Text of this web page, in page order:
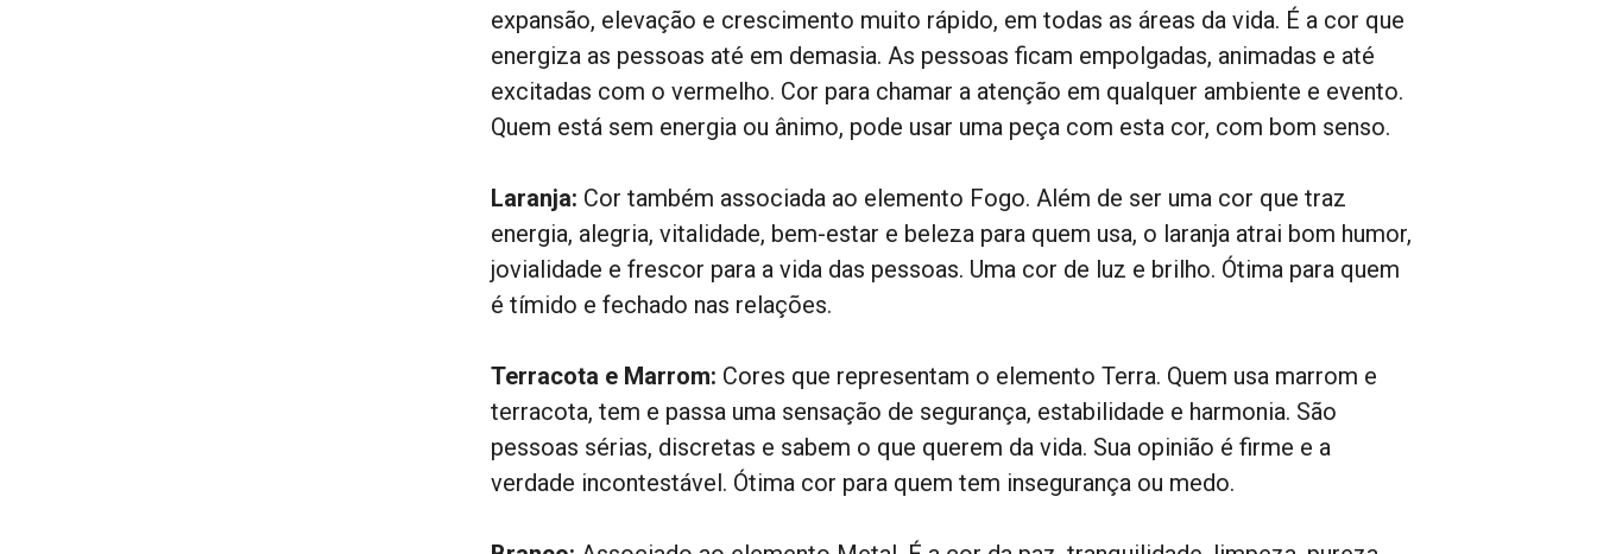
expansão, elevação e crescimento muito rápido, em todas as áreas da vida. É a cor que
energiza as pessoas até em demasia. As pessoas ficam empolgadas, animadas e até
excitadas com o vermelho. Cor para chamar a atenção em qualquer ambiente e evento.
Quem está sem energia ou ânimo, pode usar uma peça com esta cor, com bom senso.
Laranja: Cor também associada ao elemento Fogo. Além de ser uma cor que traz
energia, alegria, vitalidade, bem-estar e beleza para quem usa, o laranja atrai bom humor,
jovialidade e frescor para a vida das pessoas. Uma cor de luz e brilho. Ótima para quem
é tímido e fechado nas relações.
Terracota e Marrom: Cores que representam o elemento Terra. Quem usa marrom e
terracota, tem e passa uma sensação de segurança, estabilidade e harmonia. São
pessoas sérias, discretas e sabem o que querem da vida. Sua opinião é firme e a
verdade incontestável. Ótima cor para quem tem insegurança ou medo.